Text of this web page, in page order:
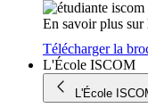
En savoir plus
Télécharger la
L'École ISCOM
L'École